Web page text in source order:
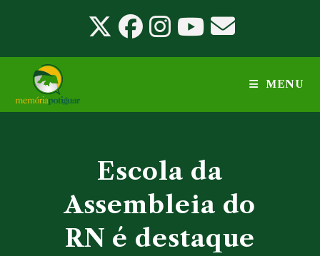
conteúdo
MENU
Escola da
Assembleia do
RN é destaque